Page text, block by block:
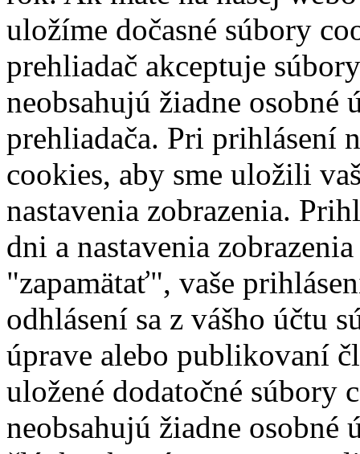
uložíme dočasné súbory
prehliadač akceptuje
neobsahujú žiadne osobné
prehliadača. Pri prihlásení
cookies, aby sme uložili
nastavenia zobrazenia.
dni a nastavenia
"zapamätať", vaše
odhlásení sa z vášho účtu
úprave alebo publikovaní
uložené dodatočné súbory
neobsahujú žiadne osobné